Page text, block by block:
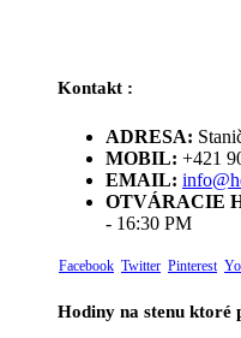
Kontakt :
ADRESA:
MOBIL: +421
EMAIL:
OTVÁRACIE
- 16:30 PM
Facebook Twitter Pinterest
Hodiny na stenu ktoré